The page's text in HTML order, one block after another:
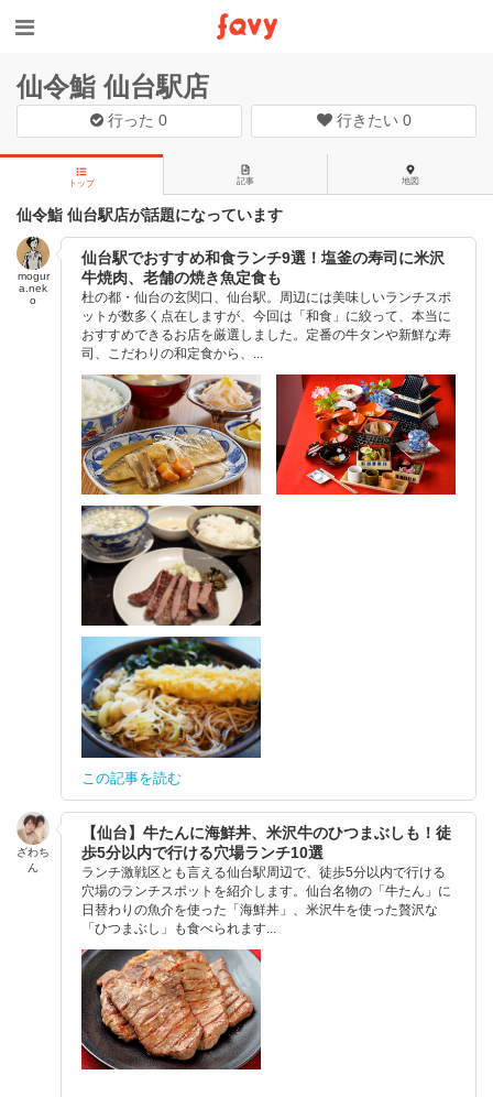
仙令鮨 仙台駅店
行った0 行きたい 0
トップ 記事 地図
仙令鮨 仙台駅店が話題になっています
mogur
a.nek
o
仙台駅でおすすめ和食ランチ9選！塩釜の寿司に米沢
牛焼肉、老舗の焼き魚定食も
杜の都・仙台の玄関口、仙台駅。周辺には美味しいランチスポ
ットが数多く点在しますが、今回は「和食」に絞って、本当に
おすすめできるお店を厳選しました。定番の牛タンや新鮮な寿
司、こだわりの和定食から、...
この記事を読む
ざわち
ん
【仙台】牛たんに海鮮丼、米沢牛のひつまぶしも！徒
歩5分以内で行ける穴場ランチ10選
ランチ激戦区とも言える仙台駅周辺で、徒歩5分以内で行ける
穴場のランチスポットを紹介します。仙台名物の「牛たん」に
日替わりの魚介を使った「海鮮丼」、米沢牛を使った贅沢な
「ひつまぶし」も食べられます...